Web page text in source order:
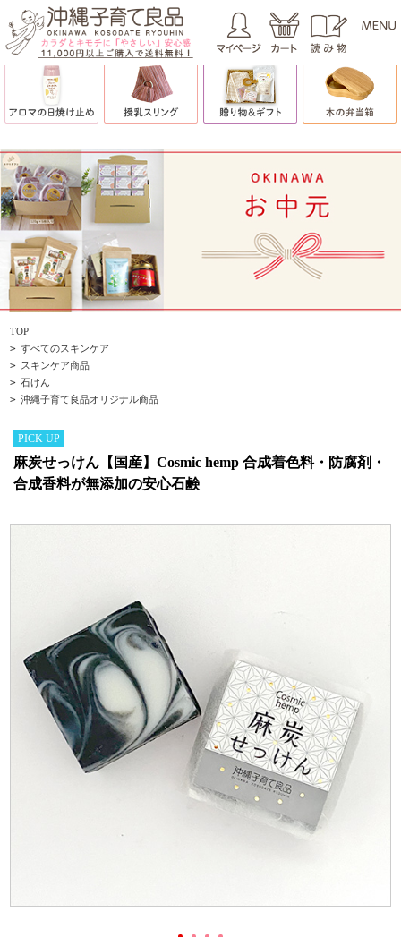
TOP
> すべてのスキンケア
> スキンケア商品
> 石けん
> 沖縄子育て良品オリジナル商品
PICK UP
麻炭せっけん【国産】Cosmic hemp 合成着色料・防腐剤・
合成香料が無添加の安心石鹸